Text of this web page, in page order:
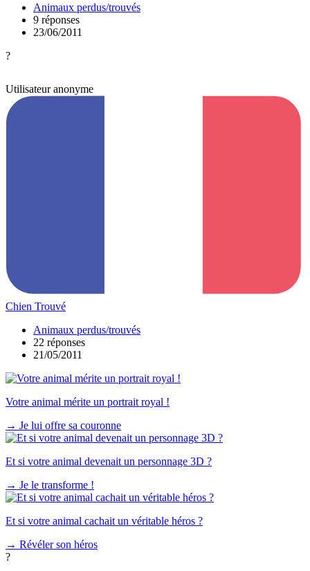
Animaux perdus/trouvés
9 réponses
23/06/2011
?
Utilisateur anonyme
Chien Trouvé
Animaux perdus/trouvés
22 réponses
21/05/2011
Votre animal mérite un portrait royal !
→ Je lui offre sa couronne
Et si votre animal devenait un personnage 3D ?
→ Je le transforme !
Et si votre animal cachait un véritable héros ?
→ Révéler son héros
?